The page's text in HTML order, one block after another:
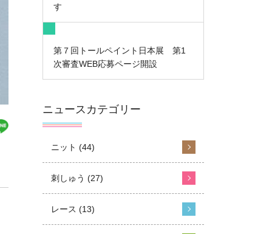
す
第７回トールペイント日本展 第1
次審査WEB応募ページ開設
ニュースカテゴリー
ニット (44)
刺しゅう (27)
レース (13)